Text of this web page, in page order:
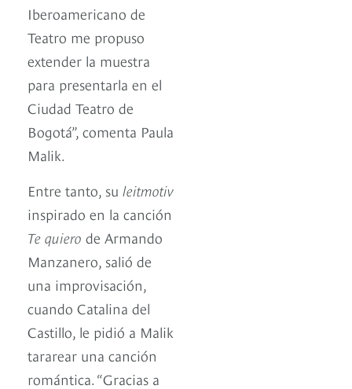
Iberoamericano de
Teatro me propuso
extender la muestra
para presentarla en el
Ciudad Teatro de
Bogotá”, comenta Paula
Malik.
Entre tanto, su leitmotiv
inspirado en la canción
Te quiero de Armando
Manzanero, salió de
una improvisación,
cuando Catalina del
Castillo, le pidió a Malik
tararear una canción
romántica. “Gracias a